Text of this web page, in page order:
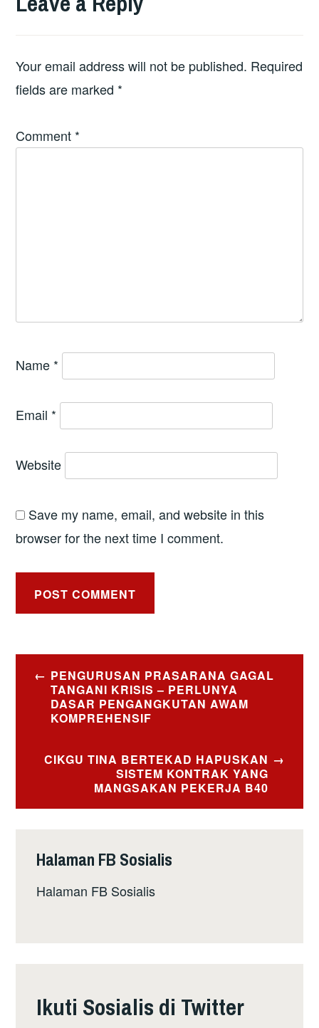
Your email address will not be published. Required
fields are marked *
Comment *
Name *
Email *
Website
Save my name, email, and website in this
browser for the next time I comment.
Post
navigation
PENGURUSAN PRASARANA GAGAL
TANGANI KRISIS – PERLUNYA
DASAR PENGANGKUTAN AWAM
KOMPREHENSIF
CIKGU TINA BERTEKAD HAPUSKAN
SISTEM KONTRAK YANG
MANGSAKAN PEKERJA B40
Halaman FB Sosialis
Halaman FB Sosialis
Ikuti Sosialis di Twitter